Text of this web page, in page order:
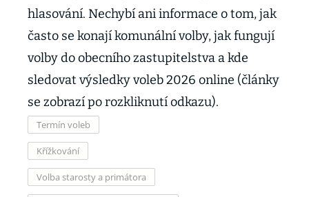
hlasování. Nechybí ani informace o tom, jak
často se konají komunální volby, jak fungují
volby do obecního zastupitelstva a kde
sledovat výsledky voleb 2026 online (články
se zobrazí po rozkliknutí odkazu).
Termín voleb
Křížkování
Volba starosty a primátora